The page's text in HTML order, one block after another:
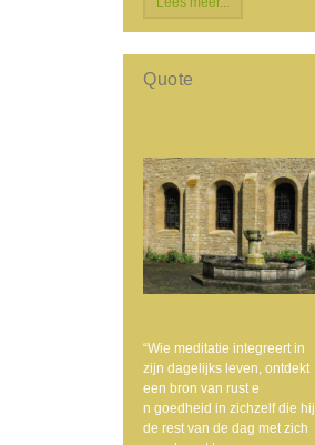
Quote
“Wie meditatie integreert in
zijn dagelijks leven, ontdekt
een bron van rust e
n goedheid in zichzelf die hij
de rest van de dag met zich